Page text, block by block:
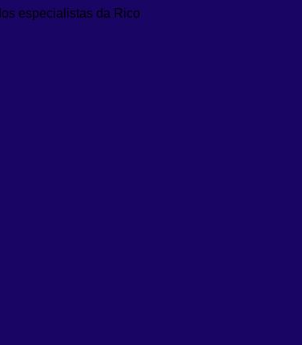
especialistas da Rico